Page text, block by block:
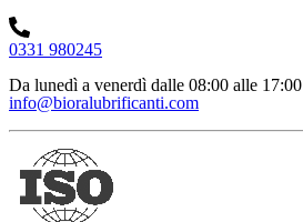
0331 980245
Da lunedì a venerdì dalle 08:00 alle 17:00
info@bioralubrificanti.com